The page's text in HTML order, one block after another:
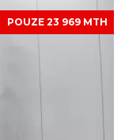
POUZE 23 969 MTH